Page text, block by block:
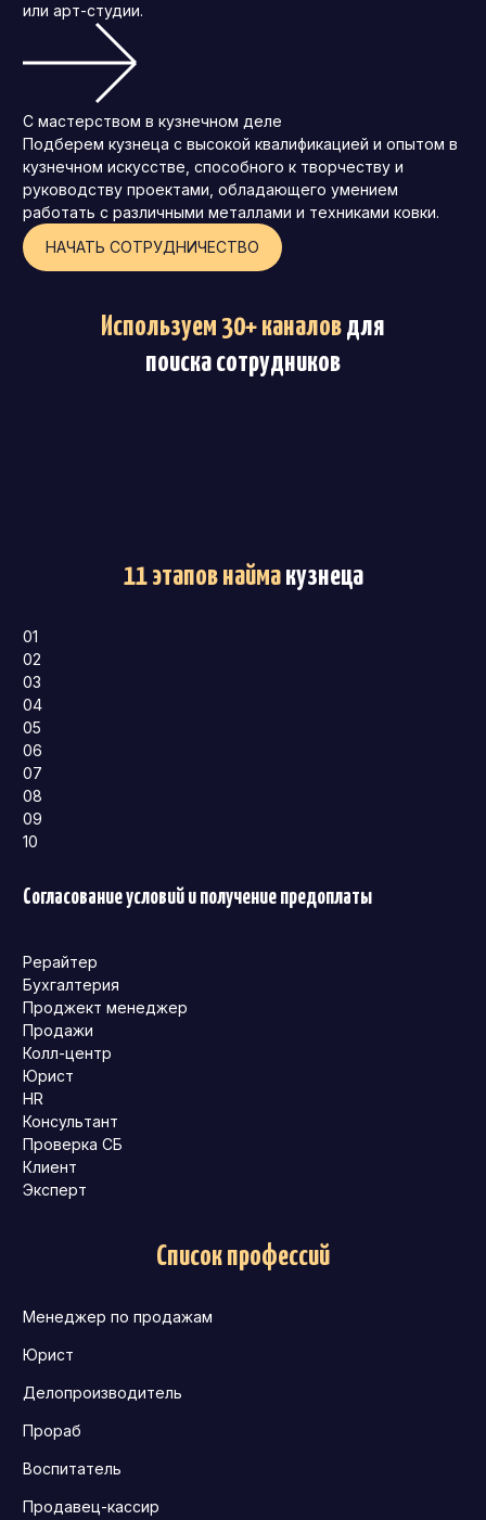
или арт-студии.
С мастерством в кузнечном деле
Подберем кузнеца с высокой квалификацией и опытом в
кузнечном искусстве, способного к творчеству и
руководству проектами, обладающего умением
работать с различными металлами и техниками ковки.
НАЧАТЬ СОТРУДНИЧЕСТВО
Используем 30+ каналовдля
поиска сотрудников
11 этапов наймакузнеца
01
02
03
04
05
06
07
08
09
10
Согласование условий и получение предоплаты
Рерайтер
Бухгалтерия
Проджект менеджер
Продажи
Колл-центр
Юрист
HR
Консультант
Проверка СБ
Клиент
Эксперт
Список профессий
Менеджер по продажам
Юрист
Делопроизводитель
Прораб
Воспитатель
Продавец-кассир